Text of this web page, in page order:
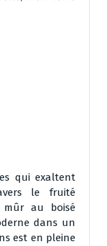
qui exaltent
le fruité
mûr au boisé
dans un
est en pleine